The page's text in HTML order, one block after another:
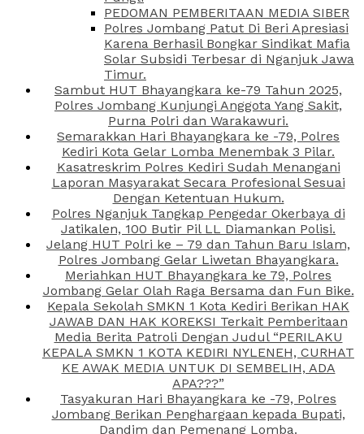
PEDOMAN PEMBERITAAN MEDIA SIBER
Polres Jombang Patut Di Beri Apresiasi
Karena Berhasil Bongkar Sindikat Mafia
Solar Subsidi Terbesar di Nganjuk Jawa
Timur.
Sambut HUT Bhayangkara ke-79 Tahun 2025,
Polres Jombang Kunjungi Anggota Yang Sakit,
Purna Polri dan Warakawuri.
Semarakkan Hari Bhayangkara ke -79, Polres
Kediri Kota Gelar Lomba Menembak 3 Pilar.
Kasatreskrim Polres Kediri Sudah Menangani
Laporan Masyarakat Secara Profesional Sesuai
Dengan Ketentuan Hukum.
Polres Nganjuk Tangkap Pengedar Okerbaya di
Jatikalen, 100 Butir Pil LL Diamankan Polisi.
Jelang HUT Polri ke – 79 dan Tahun Baru Islam,
Polres Jombang Gelar Liwetan Bhayangkara.
Meriahkan HUT Bhayangkara ke 79, Polres
Jombang Gelar Olah Raga Bersama dan Fun Bike.
Kepala Sekolah SMKN 1 Kota Kediri Berikan HAK
JAWAB DAN HAK KOREKSI Terkait Pemberitaan
Media Berita Patroli Dengan Judul “PERILAKU
KEPALA SMKN 1 KOTA KEDIRI NYLENEH, CURHAT
KE AWAK MEDIA UNTUK DI SEMBELIH, ADA
APA???”
Tasyakuran Hari Bhayangkara ke -79, Polres
Jombang Berikan Penghargaan kepada Bupati,
Dandim dan Pemenang Lomba.